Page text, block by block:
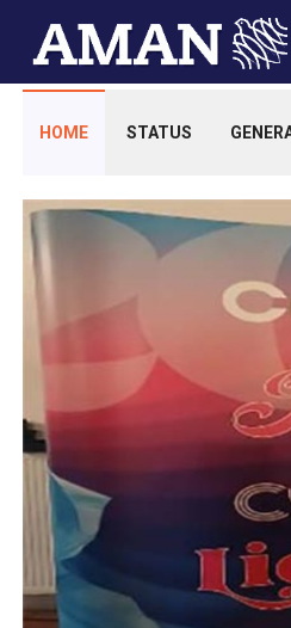
HOME STATUS